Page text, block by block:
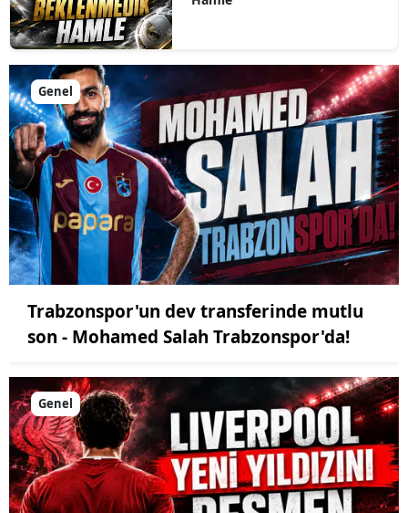
Genel
Trabzonspor'un dev transferinde mutlu
son - Mohamed Salah Trabzonspor'da!
Genel